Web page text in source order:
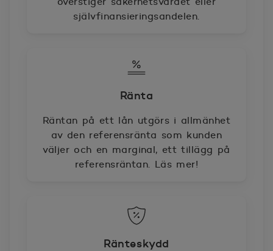
självfinansieringsandelen.
Ränta
Räntan på ett lån utgörs i allmänhet
av den referensränta som kunden
väljer och en marginal, ett tillägg på
referensräntan. Läs mer!
Ränteskydd